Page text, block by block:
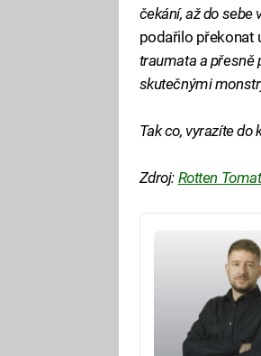
čekání, až do sebe
podařilo překonat
traumata a přesně
skutečnými
Tak co, vyrazíte do
Zdroj: Rotten